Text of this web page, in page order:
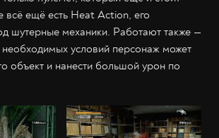
всё ещё есть Heat Action, его
шутерные механики. Работают также —
условий персонаж может
объект и нанести большой урон по